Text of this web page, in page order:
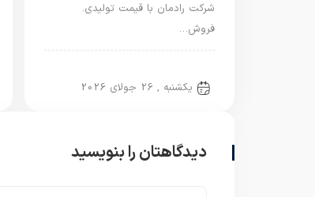
شرکت رادمان با قیمت تولیدی.
فروش…
یکشنبه , 26 جولای 2026
دیدگاهتان را بنویسید